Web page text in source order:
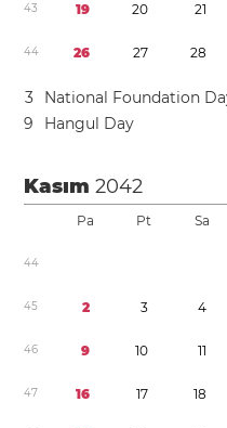
43 19 20 21
44 26 27 28
3
National Foundation
9
Hangul Day
Kasım2042
Pa Pt Sa
44
45 2 3 4
46 9 10 11
47 16 17 18